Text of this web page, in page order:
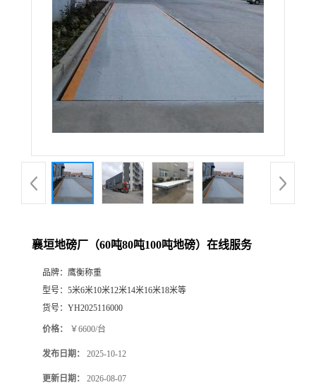
襄垣地磅厂（60吨80吨100吨地磅）在线服务
品牌： 鹰衡称重
型号： 5米6米10米12米14米16米18米等
货号： YH2025116000
价格： ￥6600/台
发布日期： 2025-10-12
更新日期： 2026-08-07